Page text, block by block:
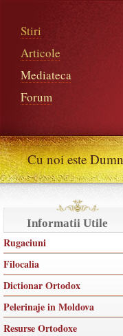
Stiri
Articole
Mediateca
Forum
Cu noi este
Informatii Utile
Rugaciuni
Filocalia
Dictionar Ortodox
Pelerinaje in Moldova
Resurse Ortodoxe